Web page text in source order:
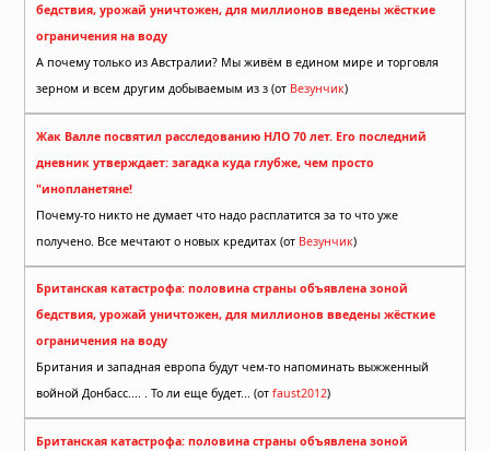
бедствия, урожай уничтожен, для миллионов введены жёсткие
ограничения на воду
А почему только из Австралии? Мы живём в едином мире и торговля
зерном и всем другим добываемым из з (от Везунчик)
Жак Валле посвятил расследованию НЛО 70 лет. Его последний
дневник утверждает: загадка куда глубже, чем просто
"инопланетяне!
Почему-то никто не думает что надо расплатится за то что уже
получено. Все мечтают о новых кредитах (от Везунчик)
Британская катастрофа: половина страны объявлена зоной
бедствия, урожай уничтожен, для миллионов введены жёсткие
ограничения на воду
Британия и западная европа будут чем-то напоминать выжженный
войной Донбасс.... . То ли еще будет... (от faust2012)
Британская катастрофа: половина страны объявлена зоной